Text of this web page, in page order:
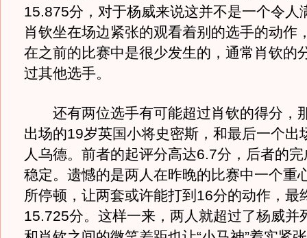
15.875分，对于杨威来说这并不是一个令人
肖钦坐在场边紧张的观看着别的选手的动作
在之前的比赛中是很少发生的，通常肖钦的
过其他选手。
还有两位选手有可能超过肖钦的得分，
出场的19岁英国小将史密斯，和最后一个出
人乌德。前者的起评分高达6.7分，后者的
稳定。遗憾的是两人在昨晚的比赛中一个重
所停顿，让两套或许能打到16分的动作，最
15.725分。这样一来，两人就超过了杨威并